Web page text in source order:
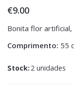
€9.00
Bonita flor
Comprimento: 55
Stock: 2 unidades